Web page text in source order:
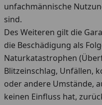
unfachmännische
sind.
Des Weiteren gilt die
die Beschädigung als
Naturkatastrophen
Blitzeinschlag, Unfällen,
oder andere Umstände,
keinen Einfluss hat,